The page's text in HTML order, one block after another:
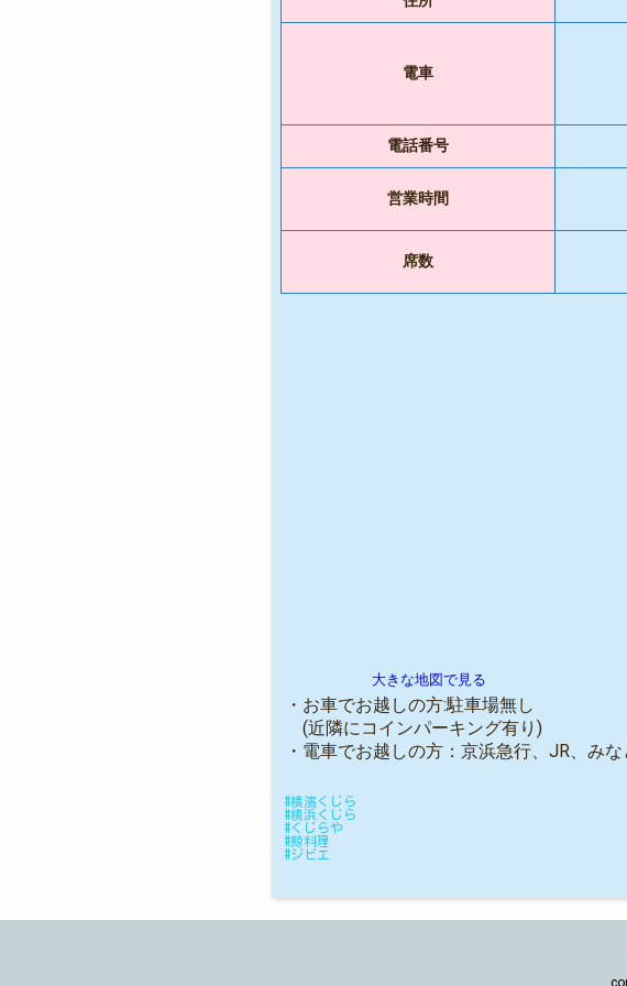
電車
電話番号
営業時間
席数
大きな地図で見る
・お車でお越しの方:駐車場無し
(近隣にコインパーキング有り)
・電車でお越しの方：京浜急行、JR、み
#横濱くじら
#横浜くじら
#くじらや
#鯨料理
#ジビエ